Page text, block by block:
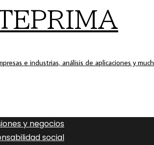
e industrias, análisis de aplicaciones y
y negocios
social